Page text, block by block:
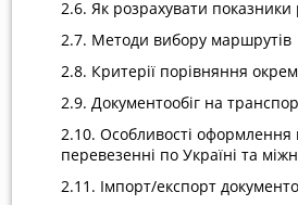
2.6. Як розрахувати
2.7. Методи вибору маршрутів
2.8. Критерії порівняння
2.9. Документообіг на
2.10. Особливості оформлення
перевезенні по Україні та
2.11. Імпорт/експорт